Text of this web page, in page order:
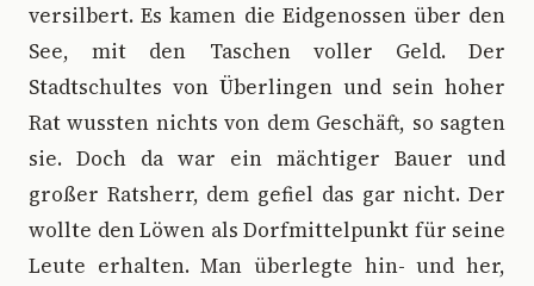
versilbert. Es kamen die Eidgenossen über den
See, mit den Taschen voller Geld. Der
Stadtschultes von Überlingen und sein hoher
Rat wussten nichts von dem Geschäft, so sagten
sie. Doch da war ein mächtiger Bauer und
großer Ratsherr, dem gefiel das gar nicht. Der
wollte den Löwen als Dorfmittelpunkt für seine
Leute erhalten. Man überlegte hin- und her,